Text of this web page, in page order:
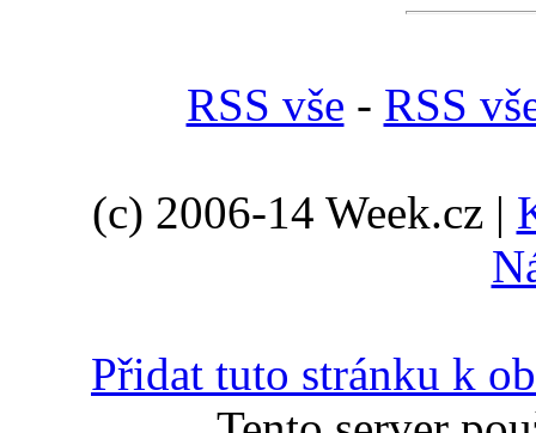
RSS vše - RSS
(c) 2006-14 Week.cz |
Přidat tuto stránku k